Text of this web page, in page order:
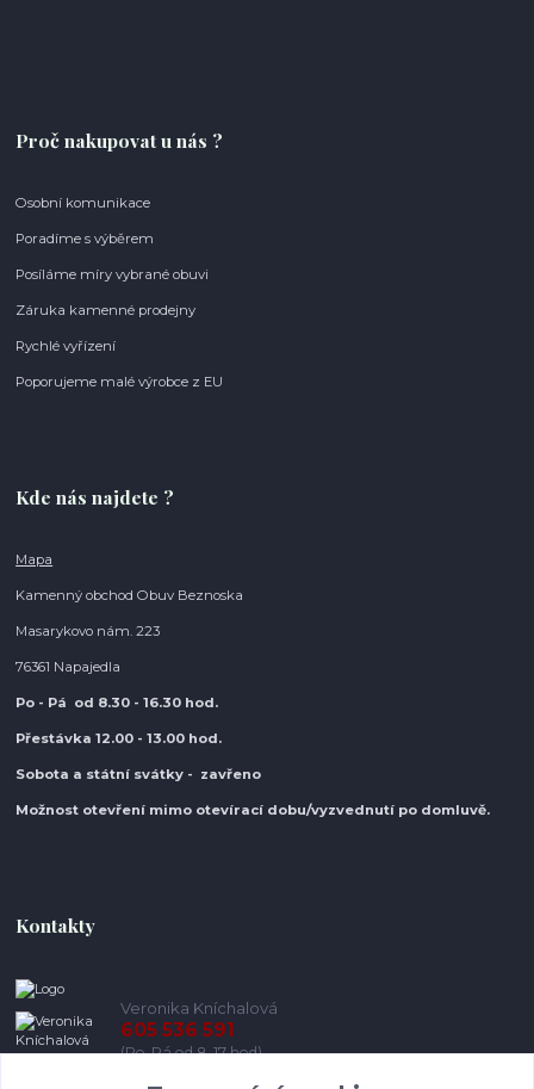
Proč nakupovat u nás ?
Osobní komunikace
Poradíme s výběrem
Posíláme míry vybrané obuvi
Záruka kamenné prodejny
Rychlé vyřízení
Poporujeme malé výrobce z EU
Kde nás najdete ?
Mapa
Kamenný obchod Obuv Beznoska
Masarykovo nám. 223
76361 Napajedla
Po - Pá od 8.30 - 16.30 hod.
Přestávka 12.00 - 13.00 hod.
Sobota a státní svátky - zavřeno
Možnost otevření mimo otevírací dobu/vyzvednutí po domluvě.
Kontakty
Veronika Kníchalová
605 536 591
(Po-Pá od 8-17 hod)